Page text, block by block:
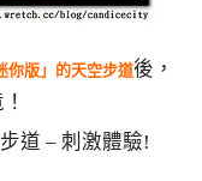
你版」的天空步道後，